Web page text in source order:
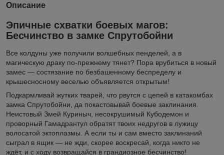
Описание
Эпичные схватки боевых магов:
Бесчинство в замке Спрутобойни
Все колдуны уже получили волшебных пенделей, а в
магическую драку по-прежнему тянет? Пора врубиться в новый
замес — состязание по безбашенному беспределу и
крышесносному веселью объявляется открытым!
Подкармливай жутких тварей, что рвутся с цепей в катакомбах
замка Спрутобойни, да покастовывай боевые заклинания.
Неистовый Змей Куриныч, несокрушимый Кубодемон и
проворный Гамадрантул обратят твоих недругов в лужицу
волосатой эктоплазмы. А если ты и сам вместо заклинаний
сыграл в ящик — не жди, скорее воскресай, когда никто не
ждёт, и с ходу возвращайся в грандиозное бесчинство!